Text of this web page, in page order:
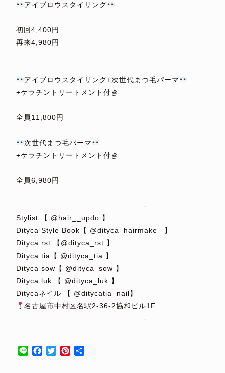
アイブロウスタイリング
初回4,400円
再来4,980円
アイブロウスタイリング+次世代まつ毛パーマ
+ケラチントリートメント付き
全員11,800円
次世代まつ毛パーマ
+ケラチントリートメント付き
全員6,980円
—————————————————-
Stylist 【 @hair__updo 】
Dityca Style Book【 @dityca_hairmake_ 】
Dityca rst 【@dityca_rst 】
Dityca tia【 @dityca_tia 】
Dityca sow【 @dityca_sow 】
Dityca luk 【 @dityca_luk 】
Ditycaネイル 【 @ditycatia_nail】
名古屋市中村区名駅2-36-2協和ビル1F
—————————————————-
Line Facebook
TwitterPinterest